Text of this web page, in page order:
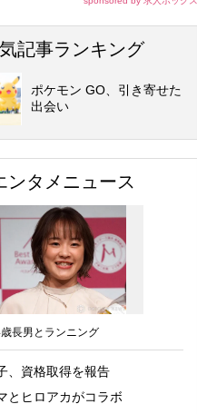
記事ランキング
ポケモン GO、引き寄せた
出会い
ンタメニュース
長男とランニング
、資格取得を報告
とヒロアカがコラボ